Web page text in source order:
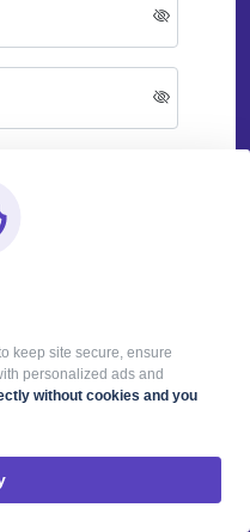
ký", bạn đồng ý với
VI
keep site secure, ensure
personalized ads and
without cookies and you